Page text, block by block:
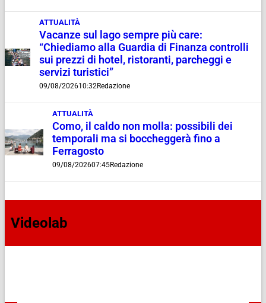
ATTUALITÀ
Vacanze sul lago sempre più care:
“Chiediamo alla Guardia di Finanza controlli
sui prezzi di hotel, ristoranti, parcheggi e
servizi turistici”
09/08/202610:32Redazione
ATTUALITÀ
Como, il caldo non molla: possibili dei
temporali ma si boccheggerà fino a
Ferragosto
09/08/202607:45Redazione
Videolab